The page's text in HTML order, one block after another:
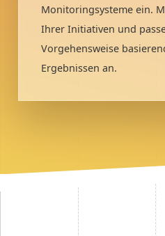
Monitoringsysteme ein.
Ihrer Initiativen und
Vorgehensweise
Ergebnissen an.